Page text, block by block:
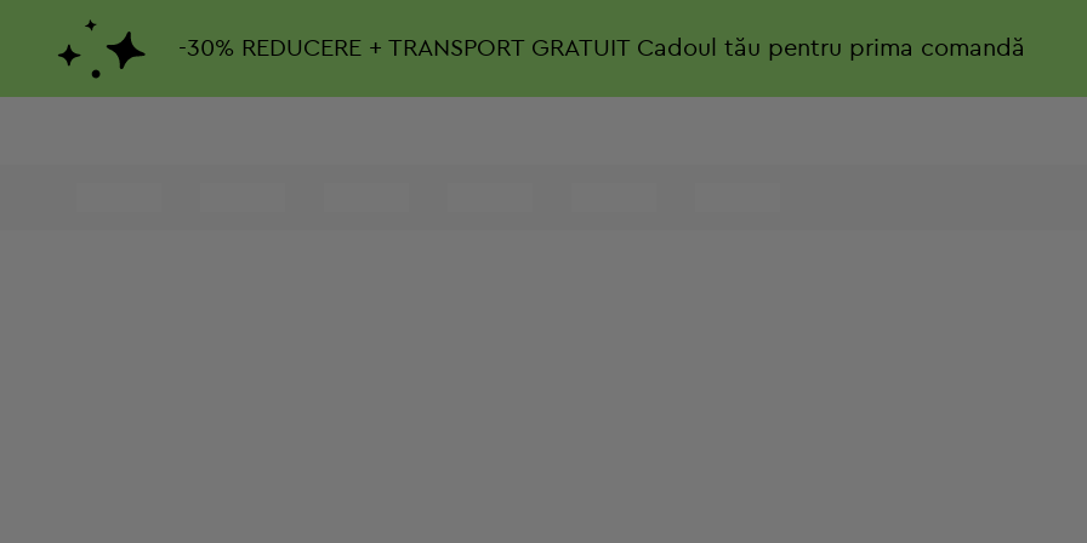
-30% REDUCERE + TRANSPORT GRATUITCadoul tău pentru prima comandă